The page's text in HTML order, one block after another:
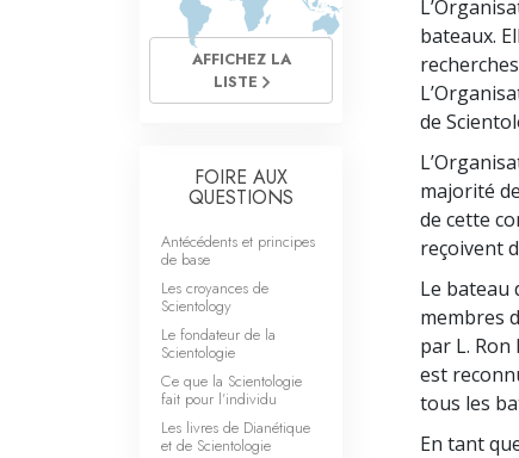
Qu’est-ce que la
bateaux.
de
majorité
de cette
reçoivent
Le bateau
membres
par L.
est
tous les
En tant
AFFICHEZ LA
LISTE
FOIRE AUX
QUESTIONS
Antécédents et principes
de base
Les croyances de
Scientology
Le fondateur de la
Scientologie
Ce que la Scientologie
fait pour l’individu
Les livres de Dianétique
et de Scientologie